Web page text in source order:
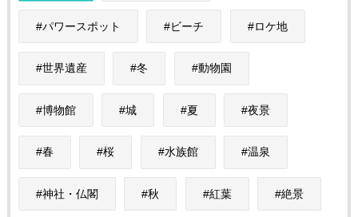
パワースポット ビーチ ロケ地
世界遺産 冬 動物園
博物館 城 夏 夜景
春 桜 水族館 温泉
神社・仏閣 秋 紅葉 絶景